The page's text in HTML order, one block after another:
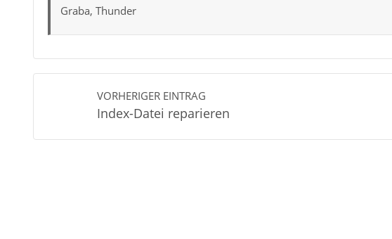
Graba, Thunder
VORHERIGER EINTRAG
Index-Datei reparieren